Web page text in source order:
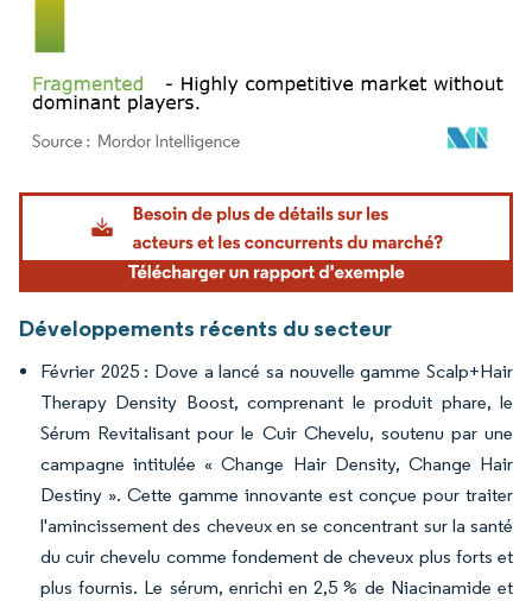
Image © Mordor Intelligence. La réutilisation nécessite une attribution sous CC BY
Développements récents du secteur
Février 2025 : Dove a lancé sa nouvelle gamme Scalp+Hair
Therapy Density Boost, comprenant le produit phare, le
Sérum Revitalisant pour le Cuir Chevelu, soutenu par une
campagne intitulée « Change Hair Density, Change Hair
Destiny ». Cette gamme innovante est conçue pour traiter
l'amincissement des cheveux en se concentrant sur la santé
du cuir chevelu comme fondement de cheveux plus forts et
plus fournis. Le sérum, enrichi en 2,5 % de Niacinamide et